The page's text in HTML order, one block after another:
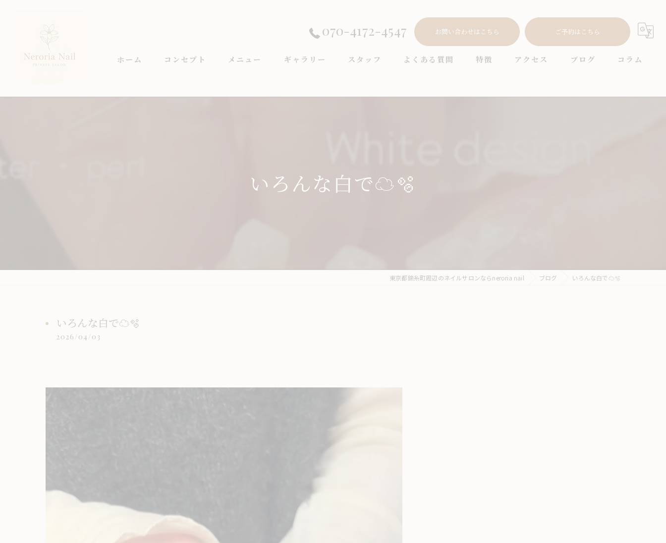
070-4172-4547 お問い合わせはこちら ご予約はこちら
ホーム コンセプト メニュー ギャラリー スタッフ よくある質問 特徴 アクセス ブログ コラム
いろんな白で☁️🫧
東京都錦糸町周辺のネイルサロンならneroria nail ブログ いろんな白で☁️🫧
いろんな白で☁️🫧
2026/04/03